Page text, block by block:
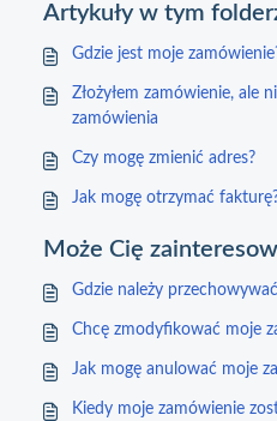
Artykuły w tym
Gdzie jest moje
Złożyłem zamówienie, ale
zamówienia
Czy mogę zmienić adres?
Jak mogę otrzymać
Może Cię
Gdzie należy
Chcę zmodyfikować moje
Jak mogę anulować moje
Kiedy moje zamówienie